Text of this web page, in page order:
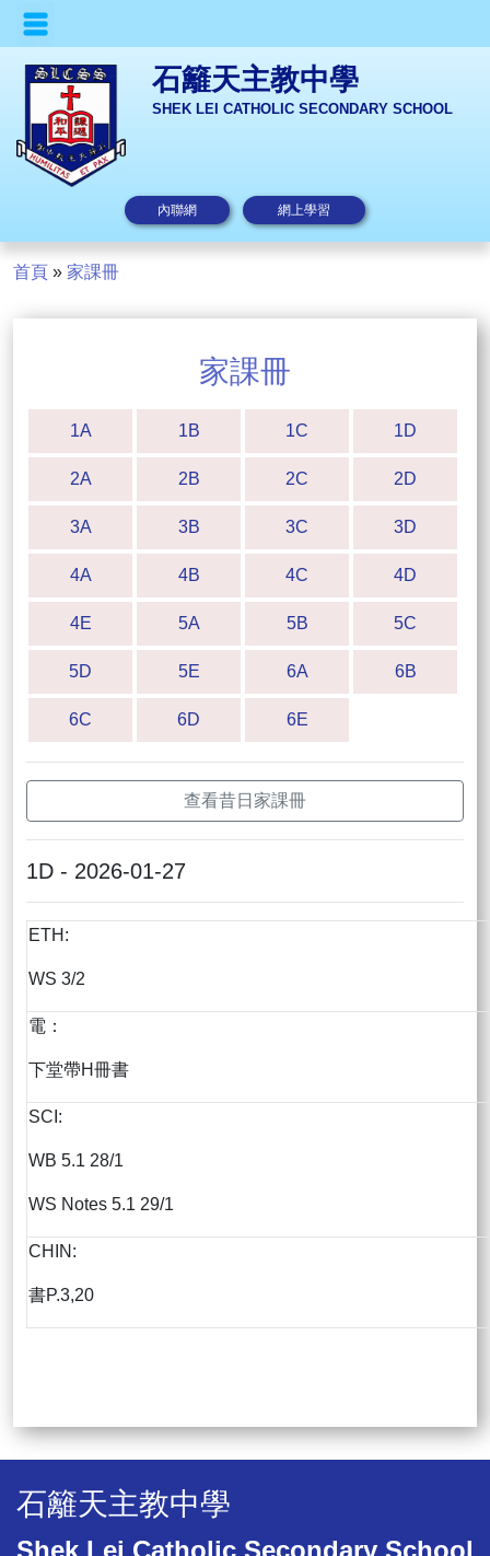
石籬天主教中學
SHEK LEI CATHOLIC SECONDARY SCHOOL
內聯網 網上學習
首頁 » 家課冊
家課冊
1A 1B 1C 1D
2A 2B 2C 2D
3A 3B 3C 3D
4A 4B 4C 4D
4E 5A 5B 5C
5D 5E 6A 6B
6C 6D 6E
查看昔日家課冊
1D - 2026-01-27
ETH:
WS 3/2
電：
下堂帶H冊書
SCI:
WB 5.1 28/1
WS Notes 5.1 29/1
CHIN:
書P.3,20
石籬天主教中學